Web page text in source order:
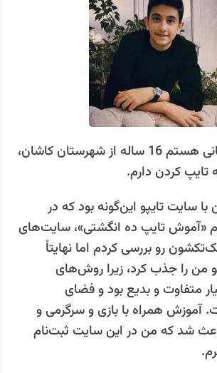
بنده یوسف دهقانی هستم 16 ساله از شهرستان کاشان،
تایپ کردن دارم.
سایت تایپو این‌گونه بود که در
«آموش تایپ ده انگشتی»، سایت‌های
رو بررسی کردم اما نهایتاً
من را جذب کرد، زیرا روش‌های
متفاوت و بدیع بود و فضای
آموزش همراه با بازی و سرگرمی و
شد که من در این سایت ثبت‌نام